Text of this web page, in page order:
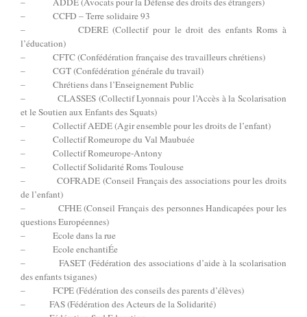
– CCFD – Terre solidaire 93
– CDERE (Collectif pour le droit des enfants Roms à
l’éducation)
– CFTC (Confédération française des travailleurs chrétiens)
– CGT (Confédération générale du travail)
– Chrétiens dans l’Enseignement Public
– CLASSES (Collectif Lyonnais pour l’Accès à la Scolarisation
et le Soutien aux Enfants des Squats)
– Collectif AEDE (Agir ensemble pour les droits de l’enfant)
– Collectif Romeurope du Val Maubuée
– Collectif Romeurope-Antony
– Collectif Solidarité Roms Toulouse
– COFRADE (Conseil Français des associations pour les droits
de l’enfant)
– CFHE (Conseil Français des personnes Handicapées pour les
questions Européennes)
– Ecole dans la rue
– Ecole enchantiÉe
– FASET (Fédération des associations d’aide à la scolarisation
des enfants tsiganes)
– FCPE (Fédération des conseils des parents d’élèves)
– FAS (Fédération des Acteurs de la Solidarité)